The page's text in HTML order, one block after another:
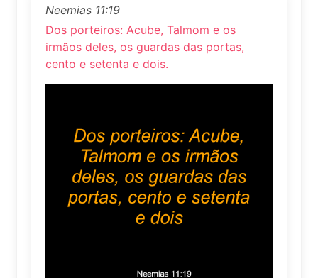
Neemias 11:19
Dos porteiros: Acube, Talmom e os
irmãos deles, os guardas das portas,
cento e setenta e dois.